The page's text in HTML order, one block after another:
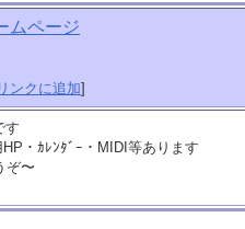
ムページ
ンクに追加]
す
・ｶﾚﾝﾀﾞｰ・MIDI等あります
ぞ〜